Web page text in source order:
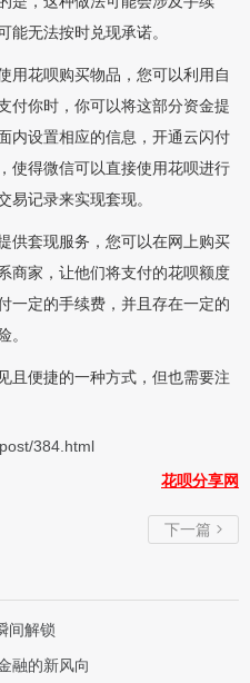
能无法按时兑现承诺。
用花呗购买物品，您可以利用自
付你时，你可以将这部分资金提
内设置相应的信息，开通云闪付
使得微信可以直接使用花呗进行
易记录来实现套现。
供套现服务，您可以在网上购买
商家，让他们将支付的花呗额度
一定的手续费，并且存在一定的
。
且便捷的一种方式，但也需要注
384.html
花呗分享网
下一篇 
间解锁
融的新风向